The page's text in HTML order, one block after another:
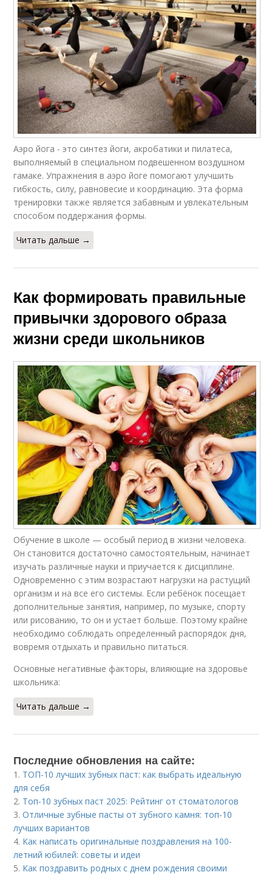
Аэро йога - это синтез йоги, акробатики и пилатеса,
выполняемый в специальном подвешенном воздушном
гамаке. Упражнения в аэро йоге помогают улучшить
гибкость, силу, равновесие и координацию. Эта форма
тренировки также является забавным и увлекательным
способом поддержания формы.
Читать дальше →
Как формировать правильные
привычки здорового образа
жизни среди школьников
Обучение в школе — особый период в жизни человека.
Он становится достаточно самостоятельным, начинает
изучать различные науки и приучается к дисциплине.
Одновременно с этим возрастают нагрузки на растущий
организм и на все его системы. Если ребёнок посещает
дополнительные занятия, например, по музыке, спорту
или рисованию, то он и устает больше. Поэтому крайне
необходимо соблюдать определенный распорядок дня,
вовремя отдыхать и правильно питаться.
Основные негативные факторы, влияющие на здоровье
школьника:
Читать дальше →
Последние обновления на сайте:
1. ТОП-10 лучших зубных паст: как выбрать идеальную
для себя
2. Топ-10 зубных паст 2025: Рейтинг от стоматологов
3.Отличные зубные пасты от зубного камня: топ-10
лучших вариантов
4. Как написать оригинальные поздравления на 100-
летний юбилей: советы и идеи
5. Как поздравить родных с днем рождения своими